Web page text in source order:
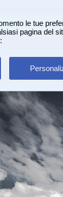
le tue
pagina del
a JuzaPhoto!
elementi umani